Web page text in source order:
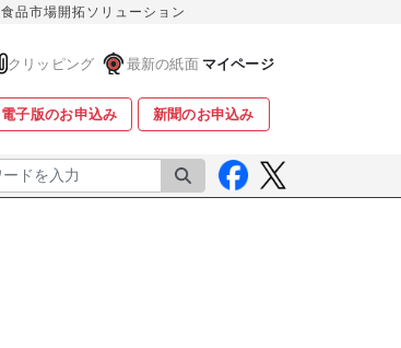
食品市場開拓ソリューション
クリッピング 最新の紙面 マイページ
電子版のお申込み 新聞のお申込み
検索